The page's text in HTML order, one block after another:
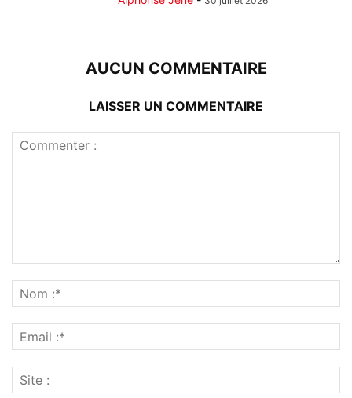
AUCUN COMMENTAIRE
LAISSER UN COMMENTAIRE